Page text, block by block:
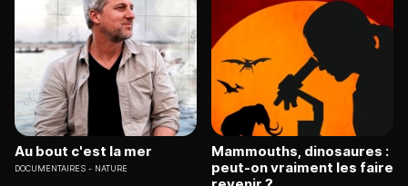
Au bout c'est la mer
DOCUMENTAIRES NATURE
Mammouths, dinosaures :
peut-on vraiment les faire